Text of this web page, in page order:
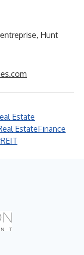
Hunt
Estate
EstateFinance
REIT